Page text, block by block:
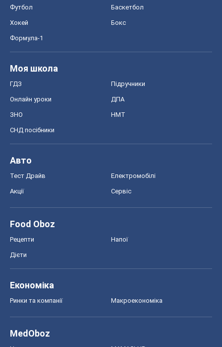
Футбол Баскетбол
Хокей Бокс
Формула-1
Моя школа
ГДЗ Підручники
Онлайн уроки ДПА
ЗНО НМТ
СНД посібники
Авто
Тест Драйв Електромобілі
Акції Сервіс
Food Oboz
Рецепти Напої
Дієти
Економіка
Ринки та компанії Макроекономіка
MedOboz